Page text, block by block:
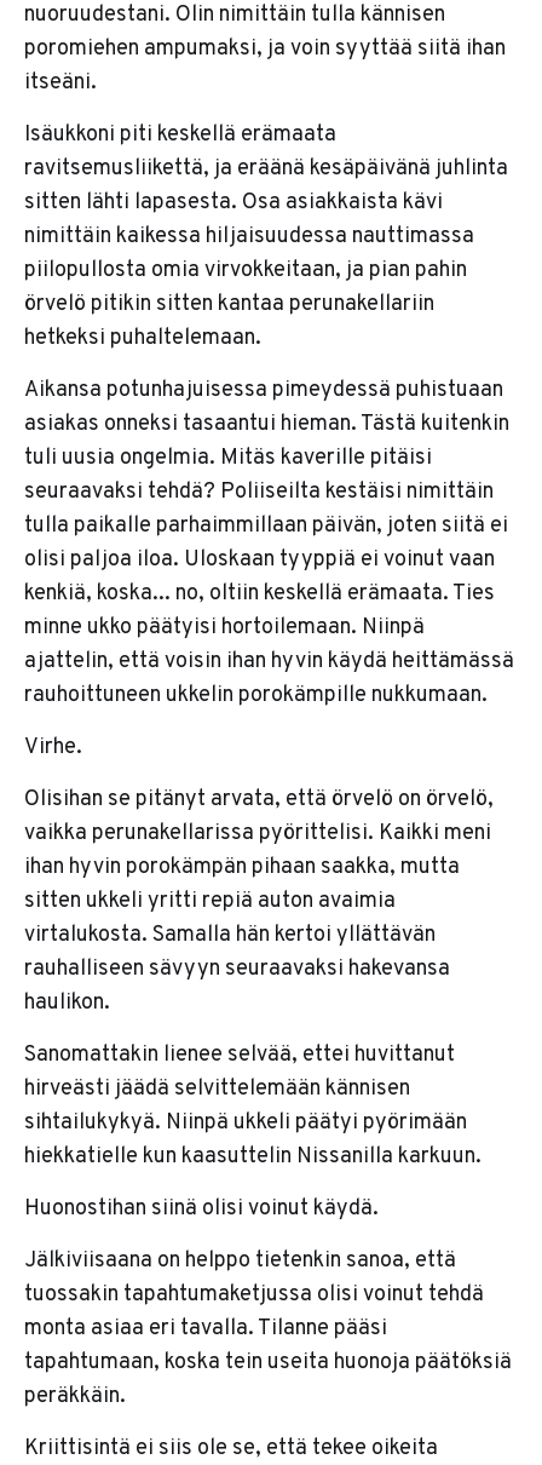
nuoruudestani. Olin nimittäin tulla kännisen
poromiehen ampumaksi, ja voin syyttää siitä ihan
itseäni.
Isäukkoni piti keskellä erämaata
ravitsemusliikettä, ja eräänä kesäpäivänä juhlinta
sitten lähti lapasesta. Osa asiakkaista kävi
nimittäin kaikessa hiljaisuudessa nauttimassa
piilopullosta omia virvokkeitaan, ja pian pahin
örvelö pitikin sitten kantaa perunakellariin
hetkeksi puhaltelemaan.
Aikansa potunhajuisessa pimeydessä puhistuaan
asiakas onneksi tasaantui hieman. Tästä kuitenkin
tuli uusia ongelmia. Mitäs kaverille pitäisi
seuraavaksi tehdä? Poliiseilta kestäisi nimittäin
tulla paikalle parhaimmillaan päivän, joten siitä ei
olisi paljoa iloa. Uloskaan tyyppiä ei voinut vaan
kenkiä, koska... no, oltiin keskellä erämaata. Ties
minne ukko päätyisi hortoilemaan. Niinpä
ajattelin, että voisin ihan hyvin käydä heittämässä
rauhoittuneen ukkelin porokämpille nukkumaan.
Virhe.
Olisihan se pitänyt arvata, että örvelö on örvelö,
vaikka perunakellarissa pyörittelisi. Kaikki meni
ihan hyvin porokämpän pihaan saakka, mutta
sitten ukkeli yritti repiä auton avaimia
virtalukosta. Samalla hän kertoi yllättävän
rauhalliseen sävyyn seuraavaksi hakevansa
haulikon.
Sanomattakin lienee selvää, ettei huvittanut
hirveästi jäädä selvittelemään kännisen
sihtailukykyä. Niinpä ukkeli päätyi pyörimään
hiekkatielle kun kaasuttelin Nissanilla karkuun.
Huonostihan siinä olisi voinut käydä.
Jälkiviisaana on helppo tietenkin sanoa, että
tuossakin tapahtumaketjussa olisi voinut tehdä
monta asiaa eri tavalla. Tilanne pääsi
tapahtumaan, koska tein useita huonoja päätöksiä
peräkkäin.
Kriittisintä ei siis ole se, että tekee oikeita